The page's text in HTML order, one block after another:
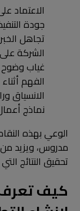
الاعتماد
جودة
تجاهل
الشركة
غياب وضوح
الفهم أثناء
الانسياق
نماذج
الوعي بهذه
مدروس، ويزيد
تحقيق النتائج
كيف